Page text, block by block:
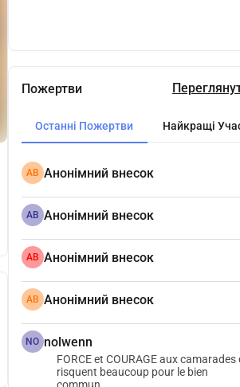
Пожертви
Останні Пожертви Найкращі
АВ Анонімний внесок
АВ Анонімний внесок
АВ Анонімний внесок
АВ Анонімний внесок
NO nolwenn
FORCE et COURAGE aux camarades
risquent beaucoup pour le bien